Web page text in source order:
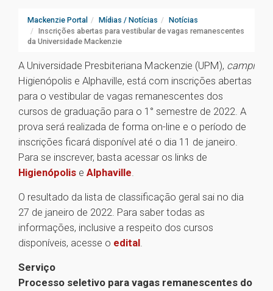
Mackenzie Portal Mídias / Notícias
Notícias
Inscrições abertas para vestibular de vagas remanescentes
da Universidade Mackenzie
A Universidade Presbiteriana Mackenzie (UPM), campi
Higienópolis e Alphaville, está com inscrições abertas
para o vestibular de vagas remanescentes dos
cursos de graduação para o 1° semestre de 2022. A
prova será realizada de forma on-line e o período de
inscrições ficará disponível até o dia 11 de janeiro.
Para se inscrever, basta acessar os links de
Higienópolis e Alphaville.
O resultado da lista de classificação geral sai no dia
27 de janeiro de 2022. Para saber todas as
informações, inclusive a respeito dos cursos
disponíveis, acesse o edital.
Serviço
Processo seletivo para vagas remanescentes do